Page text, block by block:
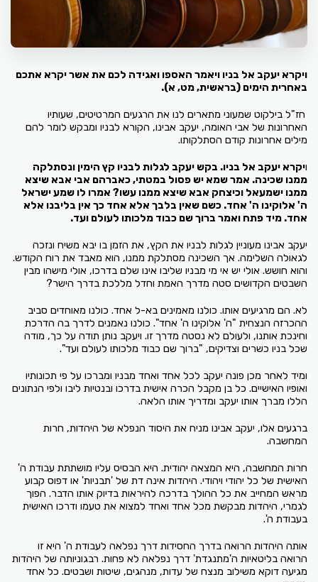
ויקרא יעקב אל בניו ויאמר האספו ואגידה לכם את אשר יקרא אתכם
באחרית הימים (בראשית, מט, א).
חז"ל בילקוט שמעוני מתארים לנו את הרגעים המרטיטים, שעותיו
האחרונות של אבי האומה, יעקב אבינו, הקורא לבניו ומבקש לומר להם
מילים אחרונות קודם הסתלקותו.
ויקרא יעקב אל בניו. בקש יעקב לגלות לבניו קץ הימין ונסתלקה
ממנו שכינה. אמר שמא יש פסול במטתי, כאברהם אבי אבא שיצא
ממנו ישמעאל וכיצחק אבא שיצא ממנו עשו? אמרו לו שמע ישראל
ה' אלוקינו ה' אחד. כשם שאין בלבך אלא אחד כך אין בליבנו אלא
אחד. מיד פתח ואמר ברוך שם כבוד מלכותו לעולם ועד.
יעקב אבינו מעוניין לגלות לבניו את הקץ, את הזמן בו יבא משיח ונזכה
לגאולה השלימה. אך השכינה מסתלקת ממנו, הוא מאבד את רוח הקודש.
והוא חושש. אולי יש אי מי מבניו שליבו אינו שלם בדרכו, אולי מישהו מבין
השבטים הקדושים סטה מדרך האמת וחדל מללכת בדרך הישר?
לא. הם מרגיעים אותו. כולנו מאמינים בא-ל אחד. כולנו מאוחדים סביב
ההכרזה הנצחית "ה' אלוקינו ה' אחד". כולנו נאמנים לדרך בה הדרכת
וחינכת אותנו, ולעולם לא נסטה מדרך זו. ויעקב נותן תודה על כך, מודה
שכל בניו כשרים וצדיקים, "ברוך שם כבוד מלכותו לעולם ועד".
ומיד לאחר מכן פונה יעקב לכל אחד ואחד מבניו ומברכו על פי תכונותיו
ואופיו האישיים. כל בן מקבל הכרה אישית בדרכו ובנטיות ליבו ולפי הנתונים
הללו מברך אותו יעקב ומדריך אותו הלאה.
ברגעים אלו, יעקב אבינו מניח את היסוד הנפלא של היהדות, חרות
המחשבה.
חרות המחשבה, היא המצאה יהודית. היא הבסיס עליו מושתתת עבודת ה'
האישית של כל יהודי ויהודי. היהדות אינה דת של 'תבניות' או דפוס קבוע
מראש המחייב את כל ההולך בדרכה להיראות בדיוק אותו הדבר. הפוך
לגמרי, היהדות מבקשת מכל אחד ואחד למצוא את טעמו ודרכו האישית
בעבודת ה'.
אותה היהדות הרואה בדרך החסידות דרך נפלאה לעבודת ה' היא זו
הרואה בליטאיות ה'מתנגדת' דרך נפלאה לא פחות. רבגוניותה של היהדות
מגיעה דוקא משילוב מנצח של עדות, מנהגים, שיטות ושבטים. כל אחד